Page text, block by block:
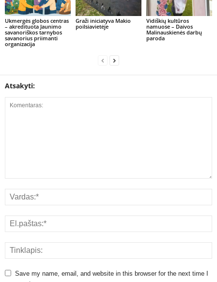
Ukmergės globos centras
– akredituota Jaunimo
savanoriškos tarnybos
savanorius priimanti
organizacija
Graži iniciatyva Makio
poilsiavietėje
Vidiškių kultūros
namuose – Daivos
Malinauskienės darbų
paroda
Atsakyti:
Save my name, email, and website in this browser for the next time I